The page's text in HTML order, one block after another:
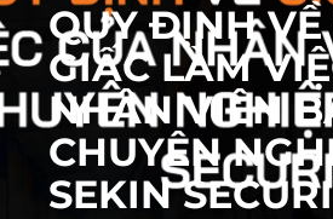
QUY ĐỊNH VỀ
GIẤC LÀM
NHÂN VIÊN
CHUYÊN
SEKIN